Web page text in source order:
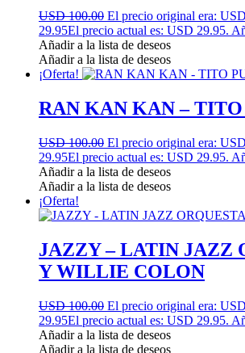
USD 100.00 El precio original era:
29.95El precio actual es: USD 29.95.
Añadir a la lista de deseos
Añadir a la lista de deseos
¡Oferta!
RAN KAN KAN – TITO
USD 100.00 El precio original era:
29.95El precio actual es: USD 29.95.
Añadir a la lista de deseos
Añadir a la lista de deseos
¡Oferta!
JAZZY – LATIN JAZZ
Y WILLIE COLON
USD 100.00 El precio original era:
29.95El precio actual es: USD 29.95.
Añadir a la lista de deseos
Añadir a la lista de deseos